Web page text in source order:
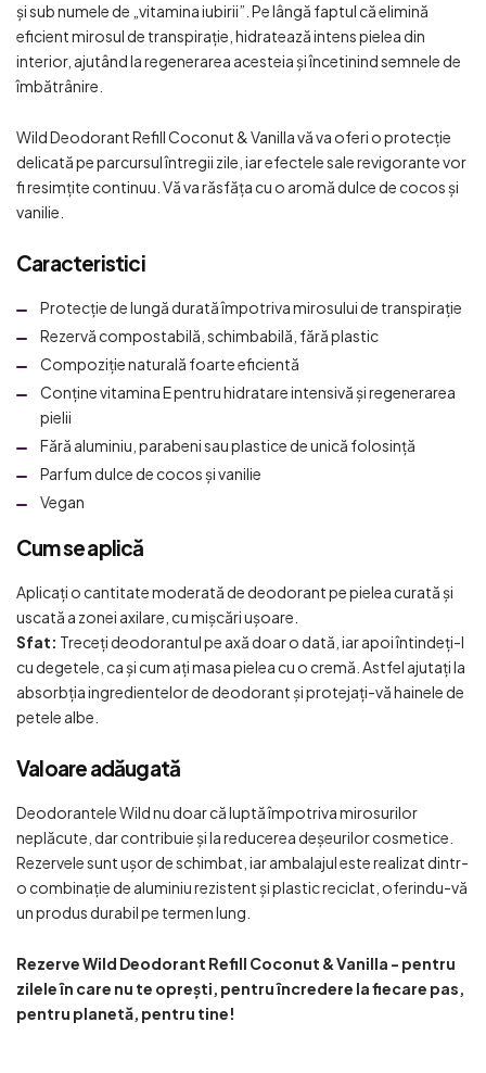
și sub numele de „vitamina iubirii”. Pe lângă faptul că elimină
eficient mirosul de transpirație, hidratează intens pielea din
interior, ajutând la regenerarea acesteia și încetinind semnele de
îmbătrânire.
Wild Deodorant Refill Coconut & Vanilla vă va oferi o protecție
delicată pe parcursul întregii zile, iar efectele sale revigorante vor
fi resimțite continuu. Vă va răsfăța cu o aromă dulce de cocos și
vanilie.
Caracteristici
Protecție de lungă durată împotriva mirosului de transpirație
Rezervă compostabilă, schimbabilă, fără plastic
Compoziție naturală foarte eficientă
Conține vitamina E pentru hidratare intensivă și regenerarea
pielii
Fără aluminiu, parabeni sau plastice de unică folosință
Parfum dulce de cocos și vanilie
Vegan
Cum se aplică
Aplicați o cantitate moderată de deodorant pe pielea curată și
uscată a zonei axilare, cu mișcări ușoare.
Sfat: Treceți deodorantul pe axă doar o dată, iar apoi întindeți-l
cu degetele, ca și cum ați masa pielea cu o cremă. Astfel ajutați la
absorbția ingredientelor de deodorant și protejați-vă hainele de
petele albe.
Valoare adăugată
Deodorantele Wild nu doar că luptă împotriva mirosurilor
neplăcute, dar contribuie și la reducerea deșeurilor cosmetice.
Rezervele sunt ușor de schimbat, iar ambalajul este realizat dintr-
o combinație de aluminiu rezistent și plastic reciclat, oferindu-vă
un produs durabil pe termen lung.
Rezerve Wild Deodorant Refill Coconut & Vanilla - pentru
zilele în care nu te oprești, pentru încredere la fiecare pas,
pentru planetă, pentru tine!